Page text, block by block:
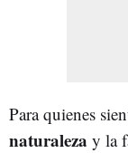
Para quienes
naturaleza y la